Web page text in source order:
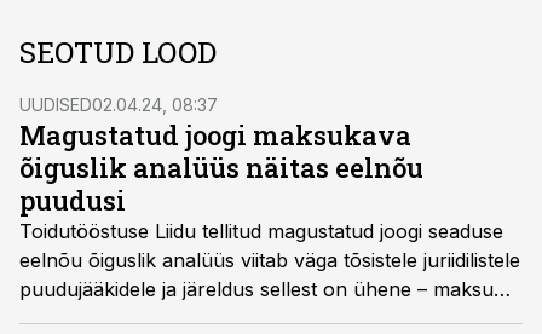
SEOTUD LOOD
UUDISED02.04.24, 08:37
Magustatud joogi maksukava
õiguslik analüüs näitas eelnõu
puudusi
Toidutööstuse Liidu tellitud magustatud joogi seaduse
eelnõu õiguslik analüüs viitab väga tõsistele juriidilistele
puudujääkidele ja järeldus sellest on ühene – maksu
kehtestamine oleks õigustatud vaid juhul, kui tootjad